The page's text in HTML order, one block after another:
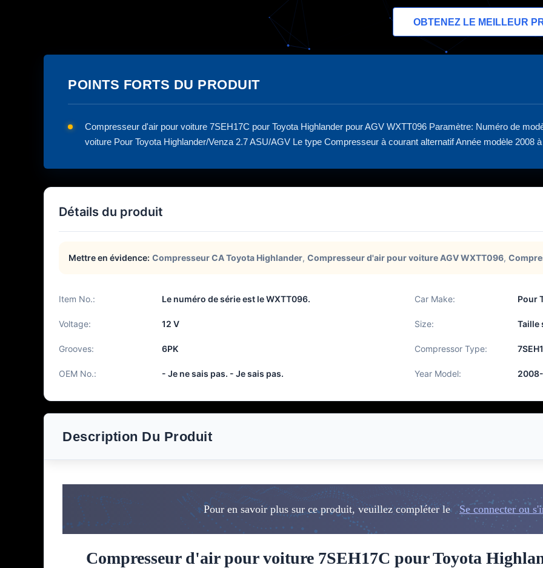
OBTENEZ LE MEILLEUR
POINTS FORTS DU PRODUIT
Compresseur d'air pour voiture 7SEH17C pour Toyota Highlander pour AGV WXTT096 Paramètre: Numéro de
voiture Pour Toyota Highlander/Venza 2.7 ASU/AGV Le type Compresseur à courant alternatif Année modèle 2008
Détails du produit
Mettre en évidence: Compresseur CA Toyota Highlander, Compresseur d'air pour voiture AGV WXTT096,
Item No.: Le numéro de série est le WXTT096. Car Make: Pour
Voltage: 12 V Size: Taille
Grooves: 6PK Compressor Type:
OEM No.: - Je ne sais pas. - Je sais pas. Year Model:
Description Du Produit
Pour en savoir plus sur ce produit, veuillez compléter le Se connecter ou
Compresseur d'air pour voiture 7SEH17C pour Toyota